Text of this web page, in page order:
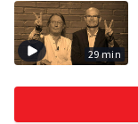
29 min